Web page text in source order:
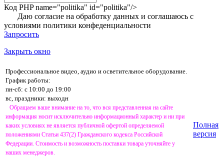
Код PHPname="politika" id="politika"/>
Даю согласие на обработку данных и соглашаюсь с
условиями политики конфеденциальности
Запросить
Закрыть окно
Профессиональное видео, аудио и осветительное оборудование.
График работы:
пн-сб: с 10:00 до 19:00
вс, праздники: выходн
Обращаем ваше внимание на то, что вся представленная на сайте
информация носит исключительно информационный характер и ни при
каких условиях не является публичной офертой определяемой
положениями Статьи 437(2) Гражданского кодекса Российской
Федерации. Стоимость и возможность поставки товара уточняйте у
наших менеджеров.
Полная
версия